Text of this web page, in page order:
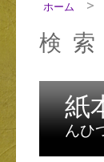
ホーム
検
紙
んひ